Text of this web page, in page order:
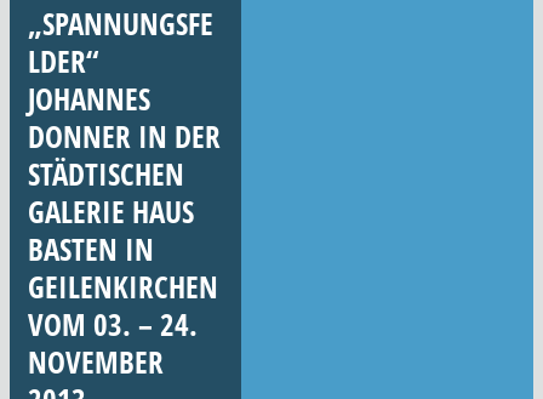
„SPANNUNGSFE
LDER“
JOHANNES
DONNER IN DER
STÄDTISCHEN
GALERIE HAUS
BASTEN IN
GEILENKIRCHEN
VOM 03. – 24.
NOVEMBER